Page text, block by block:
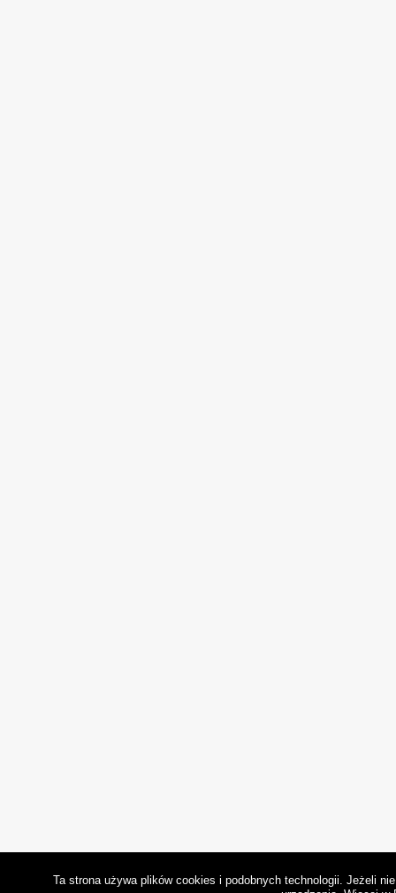
Ta strona używa plików cookies i podobnych technologii. Jeżeli